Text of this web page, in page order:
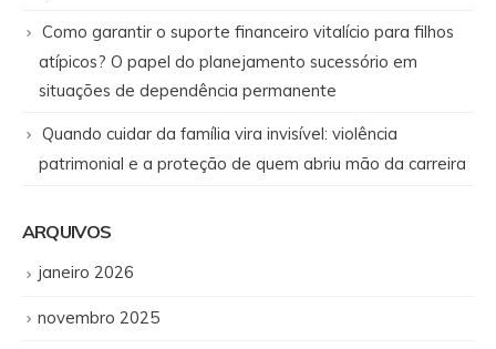
Como garantir o suporte financeiro vitalício para filhos
atípicos? O papel do planejamento sucessório em
situações de dependência permanente
Quando cuidar da família vira invisível: violência
patrimonial e a proteção de quem abriu mão da carreira
ARQUIVOS
janeiro 2026
novembro 2025